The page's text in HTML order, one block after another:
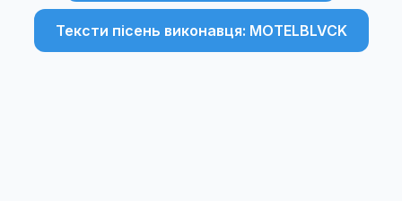
Тексти пісень виконавця: MOTELBLVCK